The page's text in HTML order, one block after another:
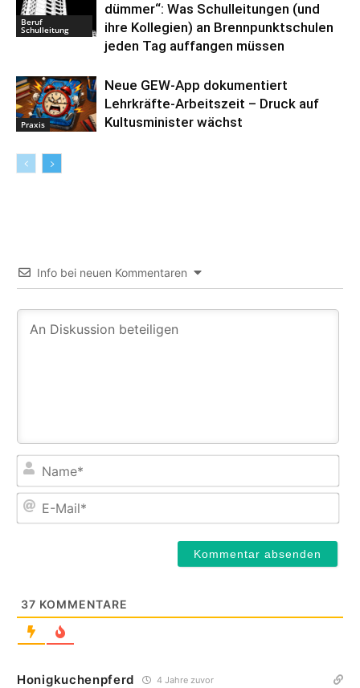
Beruf
Schulleitung
dümmer“: Was Schulleitungen (und
ihre Kollegien) an Brennpunktschulen
jeden Tag auffangen müssen
Praxis
Neue GEW-App dokumentiert
Lehrkräfte-Arbeitszeit – Druck auf
Kultusminister wächst
Info bei neuen Kommentaren
E-
37 KOMMENTARE
Honigkuchenpferd 4 Jahre zuvor